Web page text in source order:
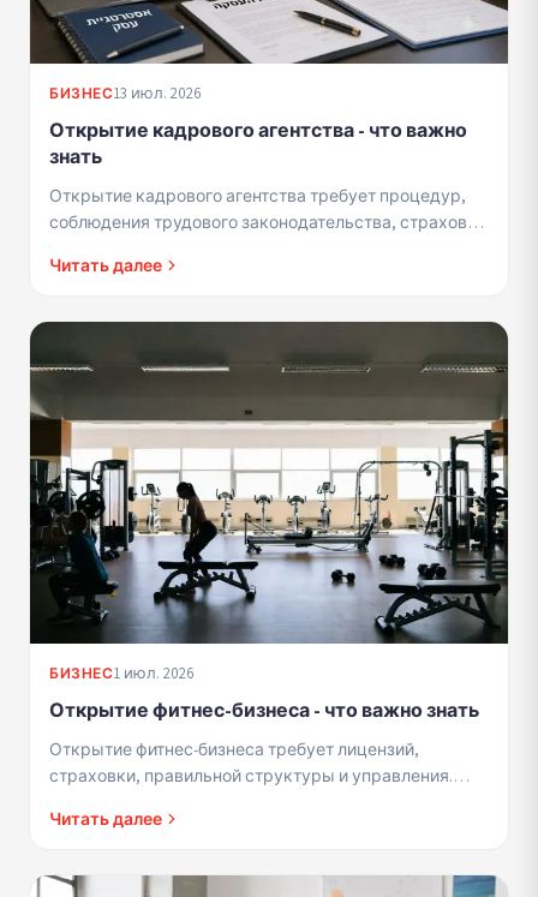
БИЗНЕС13 июл. 2026
Открытие кадрового агентства - что важно
знать
Открытие кадрового агентства требует процедур,
соблюдения трудового законодательства, страховки
успешного ста...
Читать далее
БИЗНЕС1 июл. 2026
Открытие фитнес-бизнеса - что важно знать
Открытие фитнес-бизнеса требует лицензий,
страховки, правильной структуры и управления.
Читать далее